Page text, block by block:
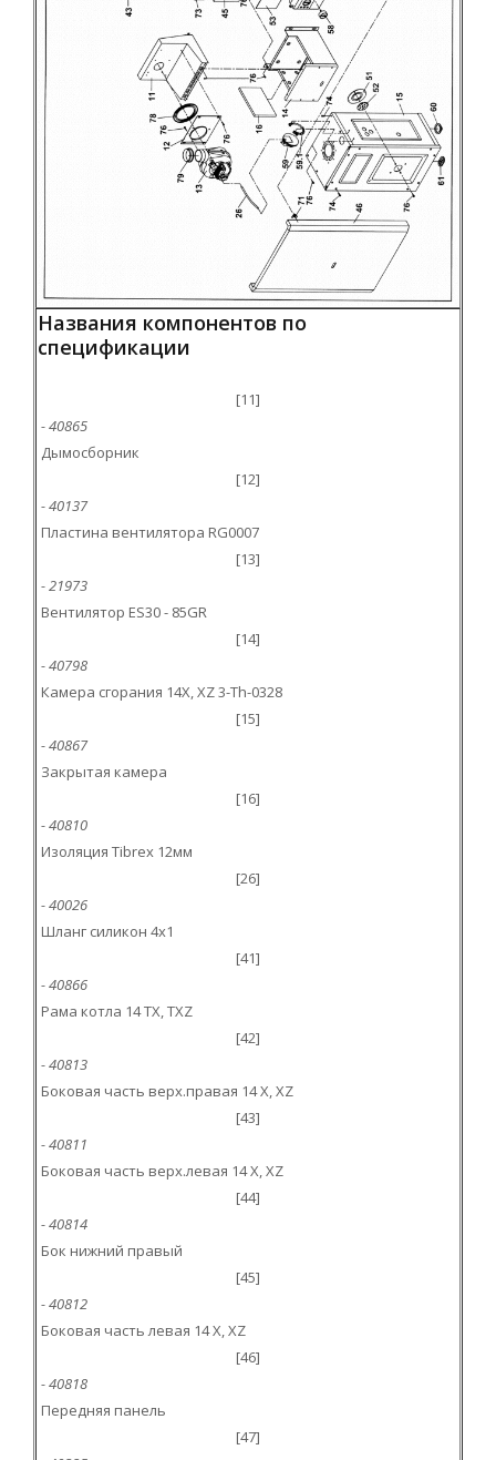
Названия компонентов по
спецификации
[11]
- 40865
Дымосборник
[12]
- 40137
Пластина вентилятора RG0007
[13]
- 21973
Вентилятор ES30 - 85GR
[14]
- 40798
Камера сгорания 14X, XZ 3-Th-0328
[15]
- 40867
Закрытая камера
[16]
- 40810
Изоляция Tibrex 12мм
[26]
- 40026
Шланг силикон 4x1
[41]
- 40866
Рама котла 14 TX, TXZ
[42]
- 40813
Боковая часть верх.правая 14 X, XZ
[43]
- 40811
Боковая часть верх.левая 14 X, XZ
[44]
- 40814
Бок нижний правый
[45]
- 40812
Боковая часть левая 14 X, XZ
[46]
- 40818
Передняя панель
[47]